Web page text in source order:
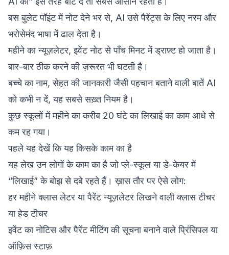
बस बुलेट पॉइंट में नोट देने भर से, AI उसे पैरेंट्स के लिए नरम और
भरोसेमंद भाषा में ढाल देता है।
महीने का न्यूज़लेटर, इवेंट नोट से पाँच मिनट में ड्राफ़्ट हो जाता है।
बार-बार ठीक करने की ज़रूरत भी घटती है।
बच्चे का नाम, सेहत की जानकारी जैसी पहचान बताने वाली बातें AI
को कभी न दें, यह सबसे सख़्त नियम है।
कुछ स्कूलों में महीने का करीब 20 घंटे का लिखाई का काम आधे से
कम रह गया।
पहले यह देखें कि यह किसके काम का है
यह लेख उन लोगों के काम का है जो प्ले-स्कूल या डे-केयर में
“लिखाई” के बोझ से दबे रहते हैं। ख़ास तौर पर ऐसे लोग:
हर महीने क्लास लेटर या पैरेंट न्यूज़लेटर लिखने वाली क्लास टीचर
या हेड टीचर
इवेंट का नोटिस और पैरेंट मीटिंग की सूचना बनाने वाले प्रिंसिपल या
ऑफ़िस स्टाफ़